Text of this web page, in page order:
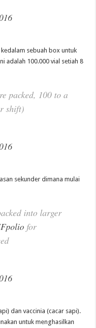
sebuah box untuk
adalah 100.000 vial setiah 8
packed, 100 to a
shift)
sekunder dimana mulai
into larger
for
dan vaccinia (cacar sapi).
untuk menghasilkan